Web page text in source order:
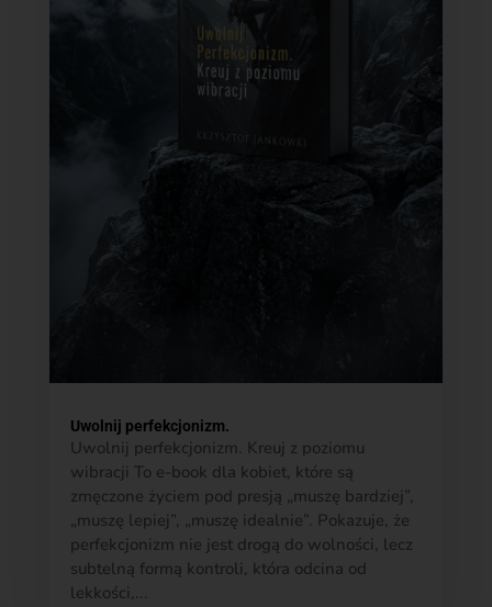
Uwolnij perfekcjonizm.
Uwolnij perfekcjonizm. Kreuj z poziomu
wibracji To e-book dla kobiet, które są
zmęczone życiem pod presją „muszę bardziej”,
„muszę lepiej”, „muszę idealnie”. Pokazuje, że
perfekcjonizm nie jest drogą do wolności, lecz
subtelną formą kontroli, która odcina od
lekkości,...